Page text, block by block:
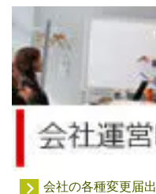
会社の各種変更届出